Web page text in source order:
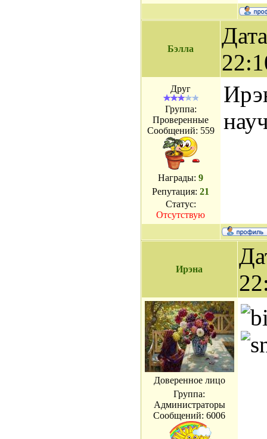
Бэлла
Друг
Группа:
Проверенные
Сообщений: 559
Награды:9
Репутация:21
Статус:
Отсутствую
Ирэна
Доверенное лицо
Группа:
Администраторы
Сообщений:6006